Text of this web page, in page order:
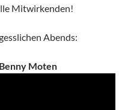
Mitwirkenden!
Abends:
Moten